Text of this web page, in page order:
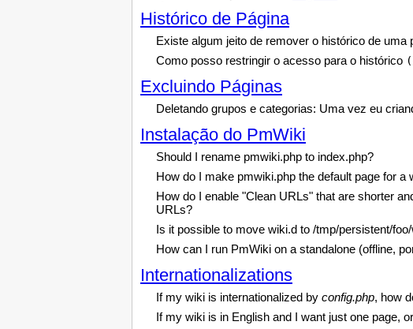
Histórico de Página
Existe algum jeito de remover o histórico de uma
Como posso restringir o acesso para o histórico
Excluindo Páginas
Deletando grupos e categorias: Uma vez eu
Instalação do PmWiki
Should I rename pmwiki.php to index.php?
How do I make pmwiki.php the default page for a
How do I enable "Clean URLs" that are shorter
URLs?
Is it possible to move wiki.d to /tmp/persistent/
How can I run PmWiki on a standalone (offline,
Internationalizations
If my wiki is internationalized by config.php, how
If my wiki is in English and I want just one page,